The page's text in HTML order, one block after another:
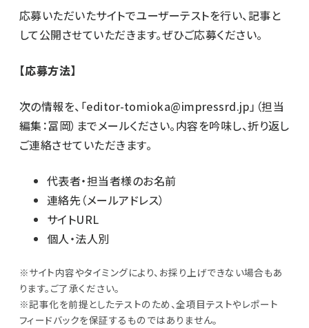
応募いただいたサイトでユーザーテストを行い、記事と
して公開させていただきます。ぜひご応募ください。
【応募方法】
次の情報を、「editor-tomioka@impressrd.jp」（担当
編集：冨岡）までメールください。内容を吟味し、折り返し
ご連絡させていただきます。
代表者・担当者様のお名前
連絡先（メールアドレス）
サイトURL
個人・法人別
※サイト内容やタイミングにより、お採り上げできない場合もあ
ります。ご了承ください。
※記事化を前提としたテストのため、全項目テストやレポート
フィードバックを保証するものではありません。